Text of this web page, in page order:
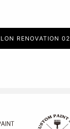
RENOVATION 02